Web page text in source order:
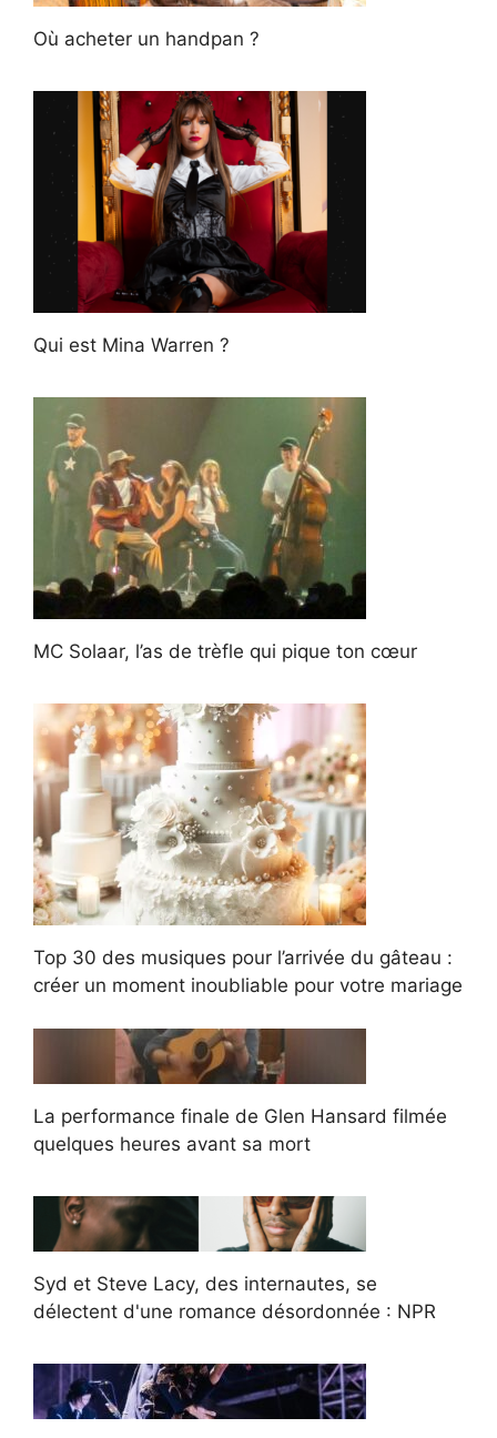
Où acheter un handpan ?
Qui est Mina Warren ?
MC Solaar, l’as de trèfle qui pique ton cœur
Top 30 des musiques pour l’arrivée du gâteau :
créer un moment inoubliable pour votre mariage
La performance finale de Glen Hansard filmée
quelques heures avant sa mort
Syd et Steve Lacy, des internautes, se
délectent d'une romance désordonnée : NPR